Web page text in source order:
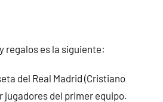
regalos es la siguiente:
del Real Madrid (Cristiano
jugadores del primer equipo.